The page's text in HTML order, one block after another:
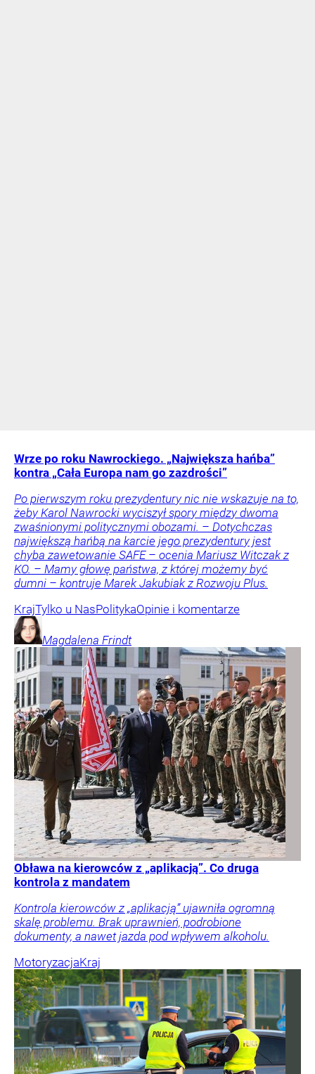
Wrze po roku Nawrockiego. „Największa hańba”
kontra „Cała Europa nam go zazdrości”
Po pierwszym roku prezydentury nic nie wskazuje na to,
żeby Karol Nawrocki wyciszył spory między dwoma
zwaśnionymi politycznymi obozami. – Dotychczas
największą hańbą na karcie jego prezydentury jest
chyba zawetowanie SAFE – ocenia Mariusz Witczak z
KO. – Mamy głowę państwa, z której możemy być
dumni – kontruje Marek Jakubiak z Rozwoju Plus.
KrajTylko u NasPolitykaOpinie i komentarze
Magdalena Frindt
Obława na kierowców z „aplikacją”. Co druga
kontrola z mandatem
Kontrola kierowców z „aplikacją” ujawniła ogromną
skalę problemu. Brak uprawnień, podrobione
dokumenty, a nawet jazda pod wpływem alkoholu.
MotoryzacjaKraj